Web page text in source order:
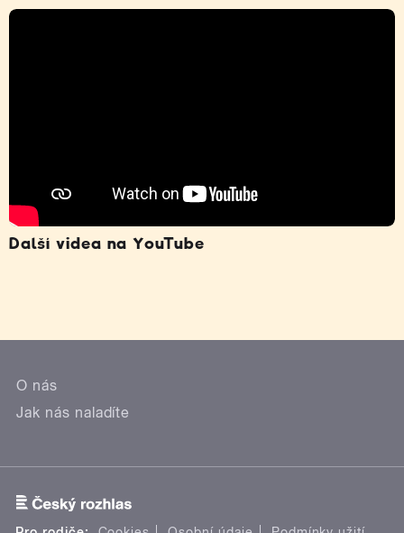
Další videa na YouTube
O nás
Jak nás naladíte